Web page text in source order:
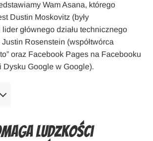
Wam Asana, którego
Dustin Moskovitz (były
lider głównego działu technicznego
Rosenstein (współtwórca
oraz Facebook Pages na Facebooku
Dysku Google w Google).
ludzkości